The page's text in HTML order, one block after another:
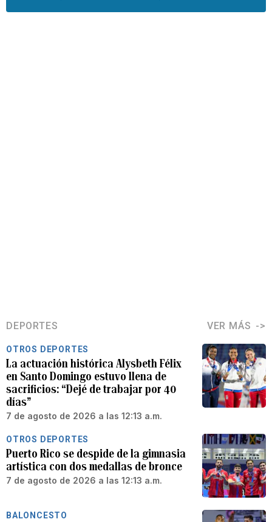
DEPORTES VER MÁS
OTROS DEPORTES
La actuación histórica Alysbeth Félix
en Santo Domingo estuvo llena de
sacrificios: “Dejé de trabajar por 40
días”
7 de agosto de 2026 a las 12:13 a.m.
OTROS DEPORTES
Puerto Rico se despide de la gimnasia
artística con dos medallas de bronce
7 de agosto de 2026 a las 12:13 a.m.
BALONCESTO